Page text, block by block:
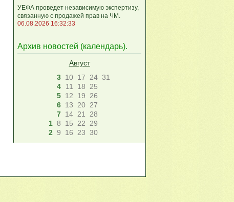
УЕФА проведет независимую экспертизу,
связанную с продажей прав на ЧМ.
06.08.2026 16:32:33
Архив новостей (календарь).
Август
3 10 17 24 31
4
11 18
25
5 12 19
26
6 13 20 27
7 14 21
28
1 8 15 22
29
2 9 16 23 30